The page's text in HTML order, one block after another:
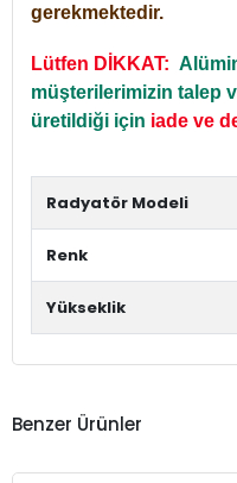
gerekmektedir.
Lütfen DİKKAT:
müşterilerimizin talep
üretildiği için iade ve
Radyatör Modeli
Renk
Yükseklik
Benzer Ürünler